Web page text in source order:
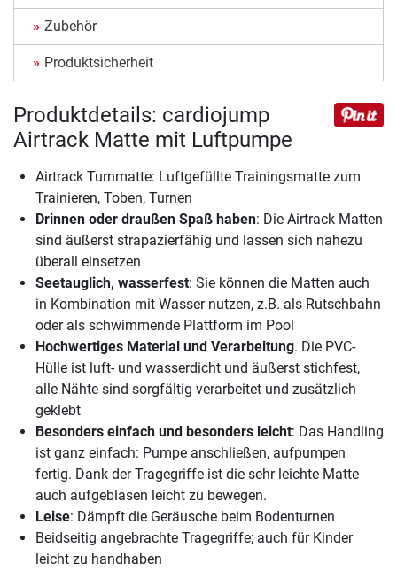
Zubehör
Produktsicherheit
Produktdetails: cardiojump
Airtrack Matte mit Luftpumpe
Airtrack Turnmatte: Luftgefüllte Trainingsmatte zum
Trainieren, Toben, Turnen
Drinnen oder draußen Spaß haben: Die Airtrack Matten
sind äußerst strapazierfähig und lassen sich nahezu
überall einsetzen
Seetauglich, wasserfest: Sie können die Matten auch
in Kombination mit Wasser nutzen, z.B. als Rutschbahn
oder als schwimmende Plattform im Pool
Hochwertiges Material und Verarbeitung. Die PVC-
Hülle ist luft- und wasserdicht und äußerst stichfest,
alle Nähte sind sorgfältig verarbeitet und zusätzlich
geklebt
Besonders einfach und besonders leicht: Das Handling
ist ganz einfach: Pumpe anschließen, aufpumpen
fertig. Dank der Tragegriffe ist die sehr leichte Matte
auch aufgeblasen leicht zu bewegen.
Leise: Dämpft die Geräusche beim Bodenturnen
Beidseitig angebrachte Tragegriffe; auch für Kinder
leicht zu handhaben